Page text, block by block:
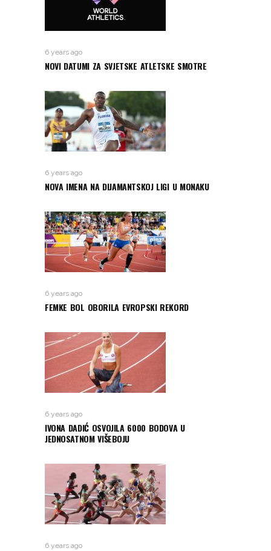
6 years ago
NOVI DATUMI ZA SVJETSKE ATLETSKE SMOTRE
6 years ago
NOVA IMENA NA DIJAMANTSKOJ LIGI U MONAKU
6 years ago
FEMKE BOL OBORILA EVROPSKI REKORD
6 years ago
IVONA DADIĆ OSVOJILA 6000 BODOVA U
JEDNOSATNOM VIŠEBOJU
6 years ago